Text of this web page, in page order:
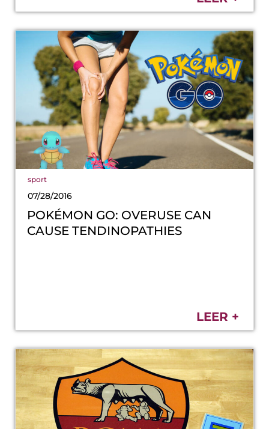
sport
07/28/2016
POKÉMON GO: OVERUSE CAN
CAUSE TENDINOPATHIES
LEER +